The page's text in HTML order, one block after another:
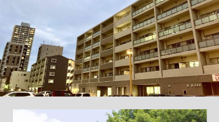
の
四
季
を
感
じ
な
が
ら、